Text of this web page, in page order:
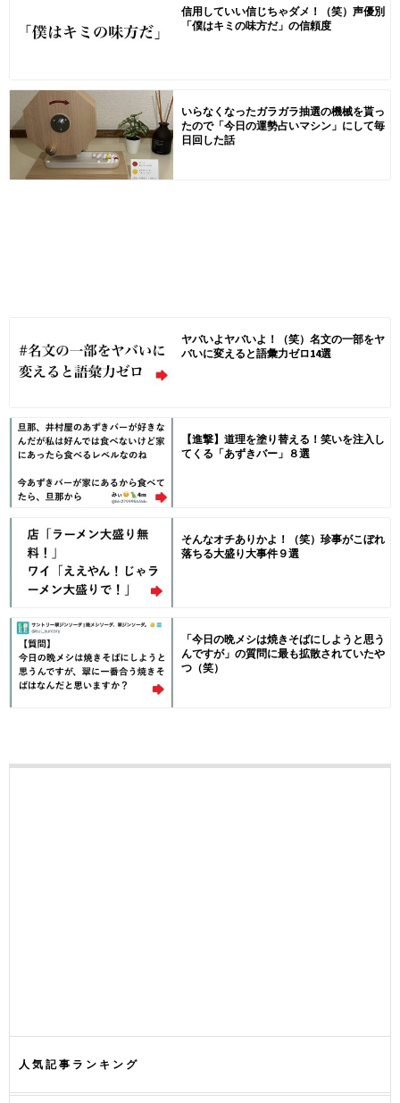
信用していい信じちゃダメ！（笑）声優別
「僕はキミの味方だ」の信頼度
いらなくなったガラガラ抽選の機械を貰っ
たので「今日の運勢占いマシン」にして毎
日回した話
ヤバいよヤバいよ！（笑）名文の一部をヤ
バいに変えると語彙力ゼロ14選
【進撃】道理を塗り替える！笑いを注入し
てくる「あずきバー」８選
そんなオチありかよ！（笑）珍事がこぼれ
落ちる大盛り大事件９選
「今日の晩メシは焼きそばにしようと思う
んですが」の質問に最も拡散されていたや
つ（笑）
人気記事ランキング